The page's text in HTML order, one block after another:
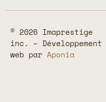
© 2026 Imaprestige
inc. – Développement
web par Aponia